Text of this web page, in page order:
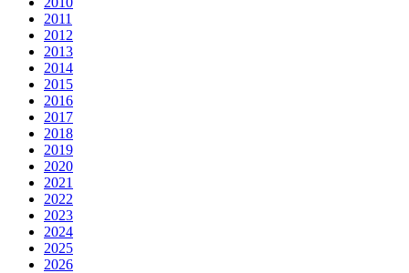
2011
2012
2013
2014
2015
2016
2017
2018
2019
2020
2021
2022
2023
2024
2025
2026